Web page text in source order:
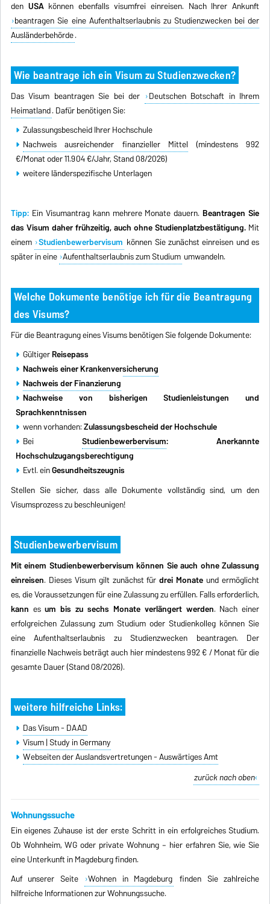
den USAkönnen ebenfalls visumfrei einreisen. Nach Ihrer Ankunft
beantragen Sie eine Aufenthaltserlaubnis zu Studienzwecken bei der
Ausländerbehörde.
Wie beantrage ich ein Visum zu Studienzwecken?
Das Visum beantragen Sie bei der
Deutschen Botschaft in Ihrem
Heimatland. Dafür benötigen Sie:
Zulassungsbescheid Ihrer Hochschule
Nachweis ausreichender finanzieller Mittel (mindestens 992
€/Monat oder 11.904 €/Jahr, Stand 08/2026)
weitere länderspezifische Unterlagen
Tipp:Ein Visumantrag kann mehrere Monate dauern. Beantragen Sie
das Visum daher frühzeitig, auch ohne Studienplatzbestätigung. Mit
einem Studienbewerbervisum können Sie zunächst einreisen und es
später in eine Aufenthaltserlaubnis zum Studium umwandeln.
Welche Dokumente benötige ich für die Beantragung
des Visums?
Für die Beantragung eines Visums benötigen Sie folgende Dokumente:
GültigerReisepass
Nachweis einer Krankenversicherung
Nachweis der Finanzierung
Nachweise von bisherigen Studienleistungen und
Sprachkenntnissen
wenn vorhanden:Zulassungsbescheid der Hochschule
BeiStudienbewerbervisum: Anerkannte
Hochschulzugangsberechtigung
Evtl. einGesundheitszeugnis
Stellen Sie sicher, dass alle Dokumente vollständig sind, um den
Visumsprozess zu beschleunigen!
Studienbewerbervisum
Mit einem Studienbewerbervisum können Sie auch ohne Zulassung
einreisen. Dieses Visum gilt zunächst fürdrei Monate und ermöglicht
es, die Voraussetzungen für eine Zulassung zu erfüllen. Falls erforderlich,
kann esum bis zu sechs Monate verlängert werden. Nach einer
erfolgreichen Zulassung zum Studium oder Studienkolleg können Sie
eine Aufenthaltserlaubnis zu Studienzwecken beantragen. Der
finanzielle Nachweis beträgt auch hier mindestens 992 € / Monat für die
gesamte Dauer (Stand 08/2026).
weitere hilfreiche Links:
Das Visum - DAAD
Visum | Study in Germany
Webseiten der Auslandsvertretungen - Auswärtiges Amt
zurück nach oben
Wohnungssuche
Ein eigenes Zuhause ist der erste Schritt in ein erfolgreiches Studium.
Ob Wohnheim, WG oder private Wohnung – hier erfahren Sie, wie Sie
eine Unterkunft in Magdeburg finden.
Auf unserer Seite
Wohnen in Magdeburg finden Sie zahlreiche
hilfreiche Informationen zur Wohnungssuche.